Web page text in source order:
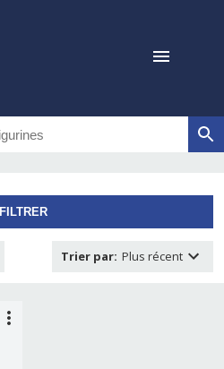
FILTRER
Trier par: Plus récent